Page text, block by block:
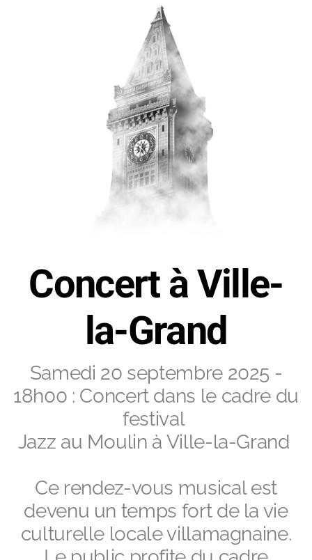
Concert à Ville-
la-Grand
Samedi 20 septembre 2025 -
18h00 : Concert dans le cadre du
festival
Jazz au Moulin à Ville-la-Grand
Ce rendez-vous musical est
devenu un temps fort de la vie
culturelle locale villamagnaine.